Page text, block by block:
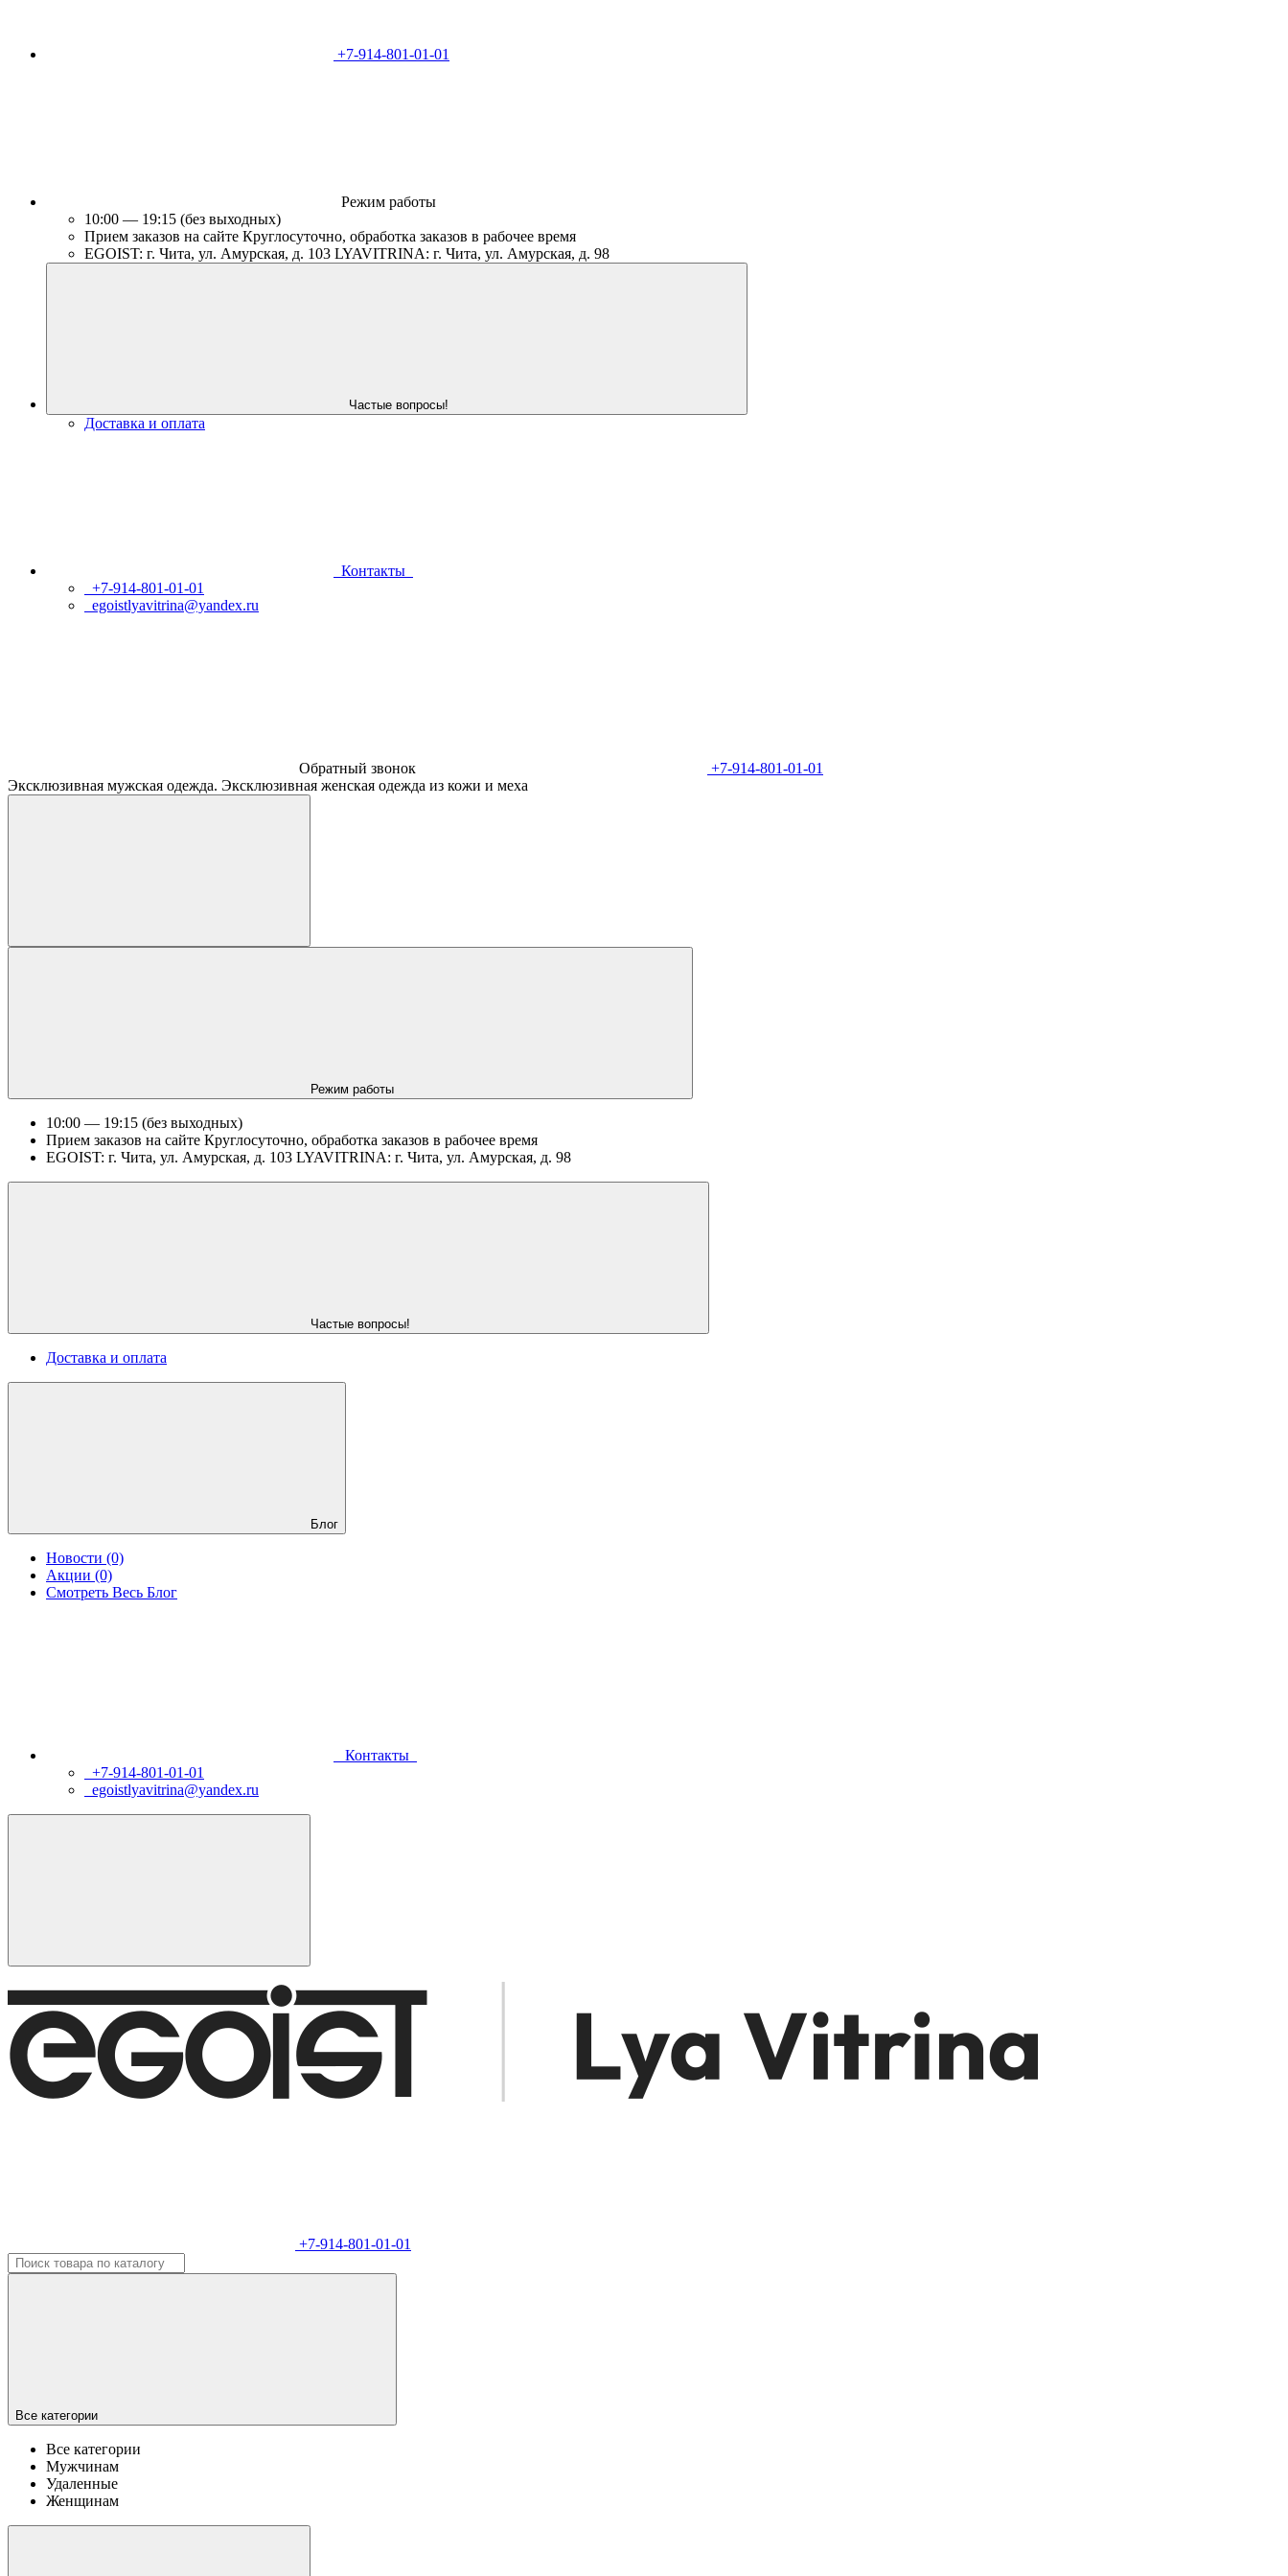
+7-914-801-01-01
Режим работы
10:00 — 19:15 (без выходных)
Прием заказов на сайте Круглосуточно, обработка заказов в рабочее время
EGOIST: г. Чита, ул. Амурская, д. 103 LYAVITRINA: г. Чита, ул. Амурская, д. 98
Частые вопросы!
Доставка и оплата
Контакты
+7-914-801-01-01
egoistlyavitrina@yandex.ru
Обратный звонок
+7-914-801-01-01
Эксклюзивная мужская одежда. Эксклюзивная женская одежда из кожи и меха
Режим работы
10:00 — 19:15 (без выходных)
Прием заказов на сайте Круглосуточно, обработка заказов в рабочее время
EGOIST: г. Чита, ул. Амурская, д. 103 LYAVITRINA: г. Чита, ул. Амурская, д. 98
Частые вопросы!
Доставка и оплата
Блог
Новости (0)
Акции (0)
Смотреть Весь Блог
Контакты
+7-914-801-01-01
egoistlyavitrina@yandex.ru
+7-914-801-01-01
Все категории
Все категории
Мужчинам
Удаленные
Женщинам